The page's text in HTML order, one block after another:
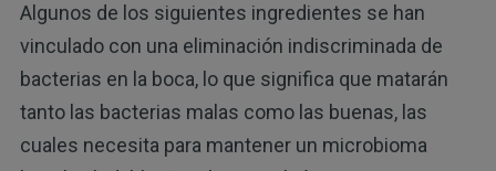
Algunos de los siguientes ingredientes se han
vinculado con una eliminación indiscriminada de
bacterias en la boca, lo que significa que matarán
tanto las bacterias malas como las buenas, las
cuales necesita para mantener un microbioma